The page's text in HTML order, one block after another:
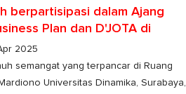
berpartisipasi dalam Ajang
Plan dan D'JOTA di
Dinamika
2025
semangat yang terpancar di Ruang
Universitas Dinamika, Surabaya,